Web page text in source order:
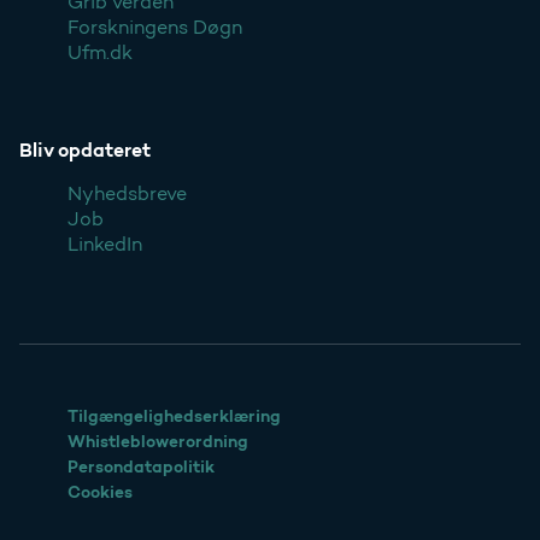
Forskningens Døgn
Ufm.dk
Bliv opdateret
Nyhedsbreve
Job
LinkedIn
Tilgængelighedserklæring
Whistleblowerordning
Persondatapolitik
Cookies